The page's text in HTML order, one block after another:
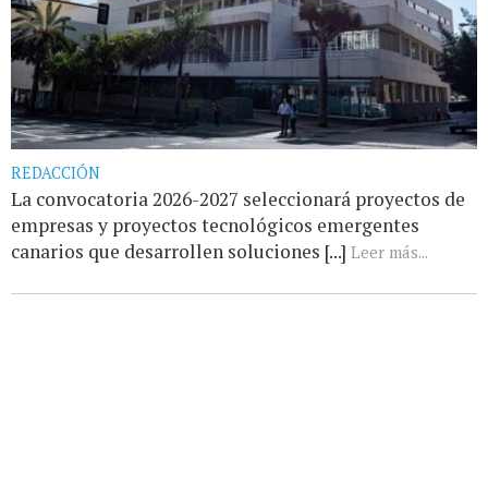
REDACCIÓN
La convocatoria 2026-2027 seleccionará proyectos de
empresas y proyectos tecnológicos emergentes
canarios que desarrollen soluciones [...] Leer más...